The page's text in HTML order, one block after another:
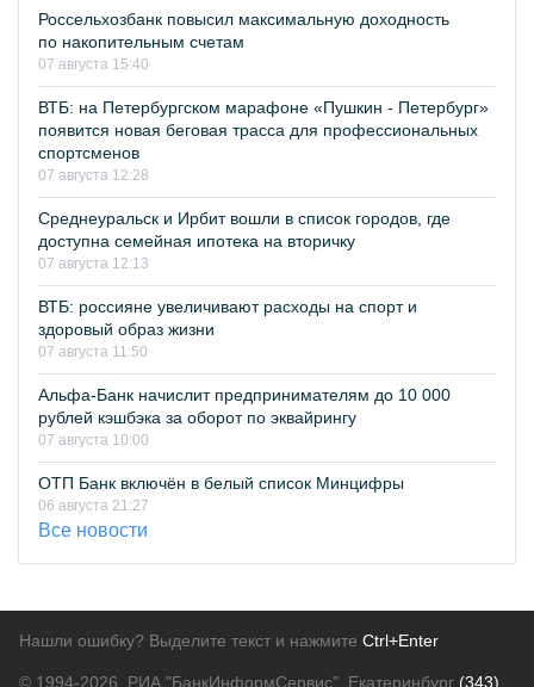
Россельхозбанк повысил максимальную доходность
по накопительным счетам
07 августа 15:40
ВТБ: на Петербургском марафоне «Пушкин - Петербург»
появится новая беговая трасса для профессиональных
спортсменов
07 августа 12:28
Среднеуральск и Ирбит вошли в список городов, где
доступна семейная ипотека на вторичку
07 августа 12:13
ВТБ: россияне увеличивают расходы на спорт и
здоровый образ жизни
07 августа 11:50
Альфа-Банк начислит предпринимателям до 10 000
рублей кэшбэка за оборот по эквайрингу
07 августа 10:00
ОТП Банк включён в белый список Минцифры
06 августа 21:27
Все новости
Нашли ошибку? Выделите текст и нажмите Ctrl+Enter
© 1994-2026. РИА "БанкИнформСервис". Екатеринбург (343)